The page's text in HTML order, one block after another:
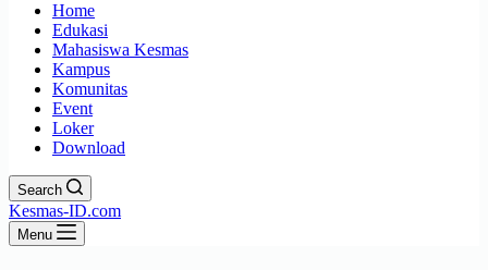
Home
Edukasi
Mahasiswa Kesmas
Kampus
Komunitas
Event
Loker
Download
Search
Kesmas-ID.com
Menu